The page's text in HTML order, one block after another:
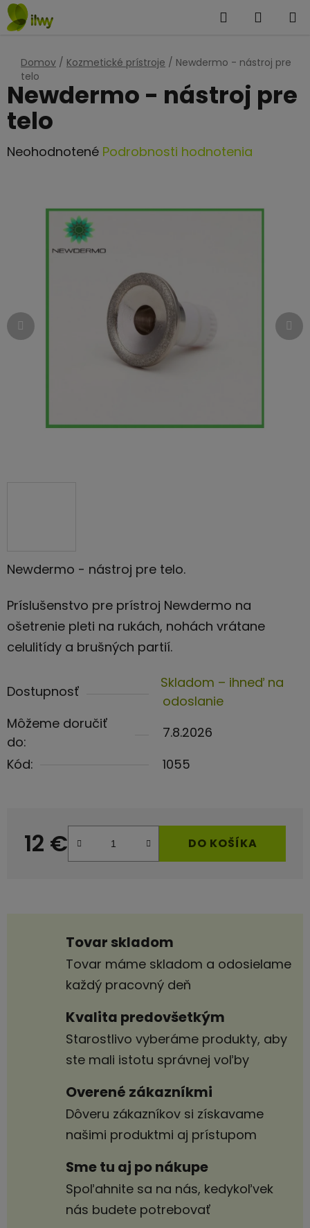
Prejsť
na
Hľadať
Domov / Kozmetické prístroje / Newdermo - nástroj pre
telo
Newdermo - nástroj pre telo.
Príslušenstvo pre prístroj Newdermo na
ošetrenie pleti na rukách, nohách vrátane
celulitídy a brušných partií.
Dostupnosť
Skladom – ihneď na
odoslanie
Môžeme doručiť
do:
7.8.2026
Kód:
1055
12 €
Jednotková cena:
DO KOŠÍKA
Newdermo - nástroj pre
telo
Priemerné
Neohodnotené Podrobnosti hodnotenia
Tovar skladom
Tovar máme skladom a odosielame
každý pracovný deň
Kvalita predovšetkým
Starostlivo vyberáme produkty, aby
ste mali istotu správnej voľby
Overené zákazníkmi
Dôveru zákazníkov si získavame
našimi produktmi aj prístupom
Sme tu aj po nákupe
Spoľahnite sa na nás, kedykoľvek
nás budete potrebovať